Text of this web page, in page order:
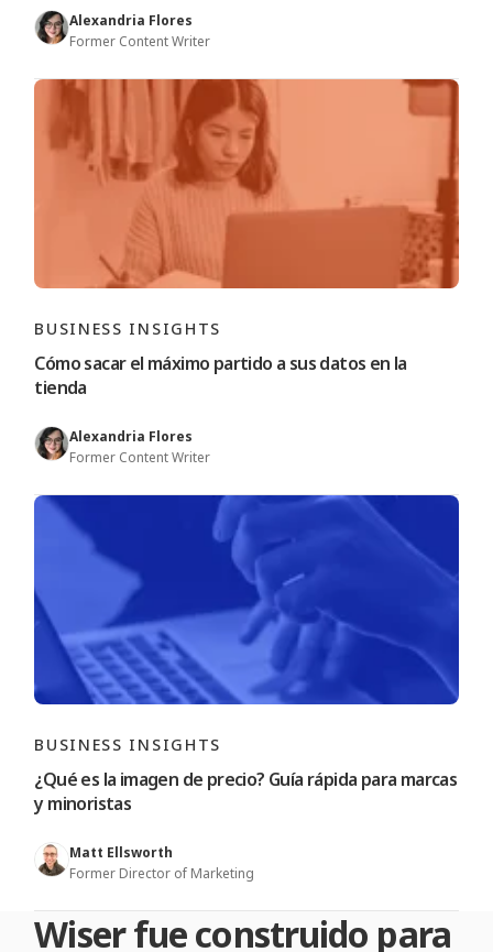
Alexandria Flores
Former Content Writer
BUSINESS INSIGHTS
Cómo sacar el máximo partido a sus datos en la
tienda
Alexandria Flores
Former Content Writer
BUSINESS INSIGHTS
¿Qué es la imagen de precio? Guía rápida para marcas
y minoristas
Matt Ellsworth
Former Director of Marketing
Wiser fue construido para